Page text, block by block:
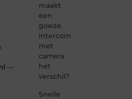
—
maakt
een
goede
intercom
met
camera
het
verschil?
Snelle